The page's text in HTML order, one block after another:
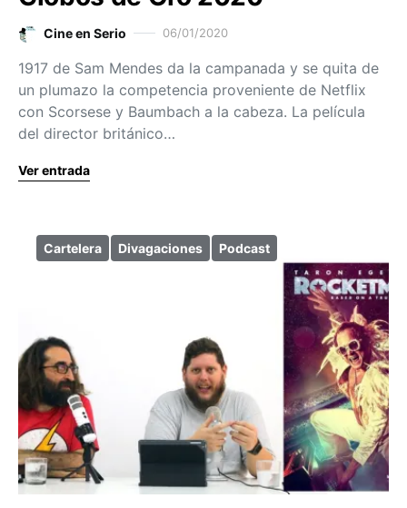
Cine en Serio 06/01/2020
1917 de Sam Mendes da la campanada y se quita de
un plumazo la competencia proveniente de Netflix
con Scorsese y Baumbach a la cabeza. La película
del director británico…
Ver entrada
Cartelera Divagaciones Podcast